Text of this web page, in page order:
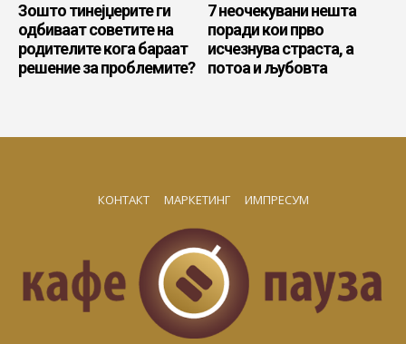
Зошто тинејџерите ги
одбиваат советите на
родителите кога бараат
решение за проблемите?
7 неочекувани нешта
поради кои прво
исчезнува страста, а
потоа и љубовта
КОНТАКТ МАРКЕТИНГ ИМПРЕСУМ